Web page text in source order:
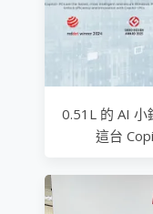
0.51L 的 AI 小
這台